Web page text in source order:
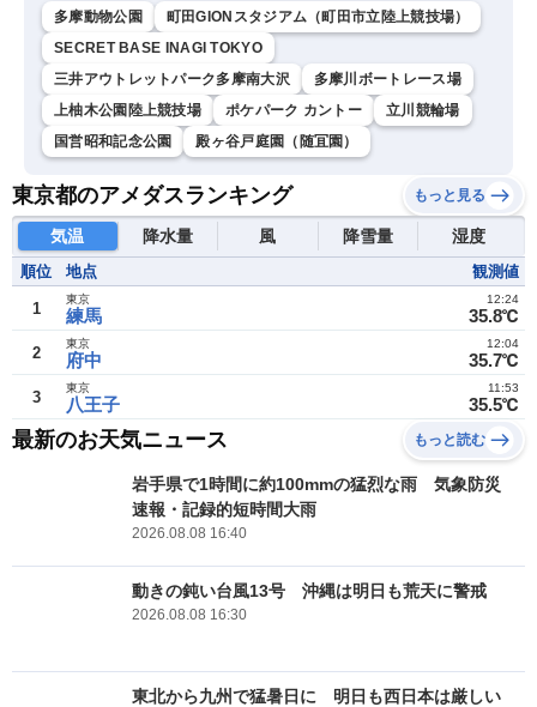
多摩動物公園
町田GIONスタジアム（町田市立陸上競技場）
SECRET BASE INAGI TOKYO
三井アウトレットパーク多摩南大沢
多摩川ボートレース場
上柚木公園陸上競技場
ポケパーク カントー
立川競輪場
国営昭和記念公園
殿ヶ谷戸庭園（随冝園）
東京都のアメダスランキング もっと見る
気温 降水量 風 降雪量 湿度
順位 地点 観測値
1 練馬
東京
35.8℃
12:24
2 府中
東京
35.7℃
12:04
3 八王子
東京
35.5℃
11:53
最新のお天気ニュース もっと読む
岩手県で1時間に約100mmの猛烈な雨 気象防災
速報・記録的短時間大雨
2026.08.08 16:40
動きの鈍い台風13号 沖縄は明日も荒天に警戒
2026.08.08 16:30
東北から九州で猛暑日に 明日も西日本は厳しい